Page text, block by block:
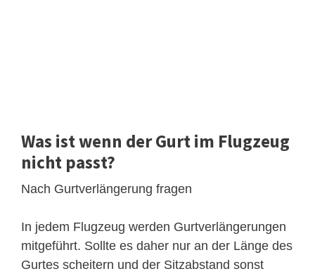
Was ist wenn der Gurt im Flugzeug
nicht passt?
Nach Gurtverlängerung fragen
In jedem Flugzeug werden Gurtverlängerungen
mitgeführt. Sollte es daher nur an der Länge des
Gurtes scheitern und der Sitzabstand sonst